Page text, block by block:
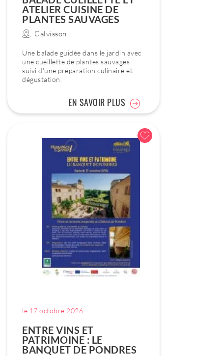
ATELIER CUISINE DE
PLANTES SAUVAGES
Calvisson
Une balade guidée dans le jardin avec
une cueillette de plantes sauvages
suivi d'une préparation culinaire et
dégustation.
EN SAVOIR PLUS
le 17 octobre 2026
ENTRE VINS ET
PATRIMOINE : LE
BANQUET DE PONDRES